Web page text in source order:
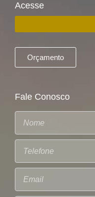
Acesse
Orçamento
Fale Conosco